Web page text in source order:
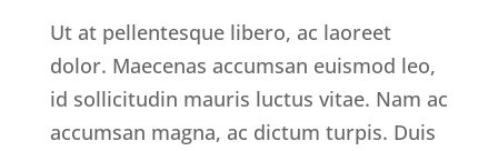
Ut at pellentesque libero, ac laoreet
dolor. Maecenas accumsan euismod leo,
id sollicitudin mauris luctus vitae. Nam ac
accumsan magna, ac dictum turpis. Duis